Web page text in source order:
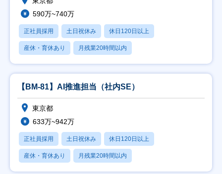
590万~740万
正社員採用 土日祝休み 休日120日以上
産休・育休あり 月残業20時間以内
【BM-81】AI推進担当（社内SE）
東京都
633万~942万
正社員採用 土日祝休み 休日120日以上
産休・育休あり 月残業20時間以内